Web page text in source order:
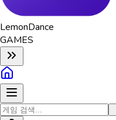
LemonDance
GAMES